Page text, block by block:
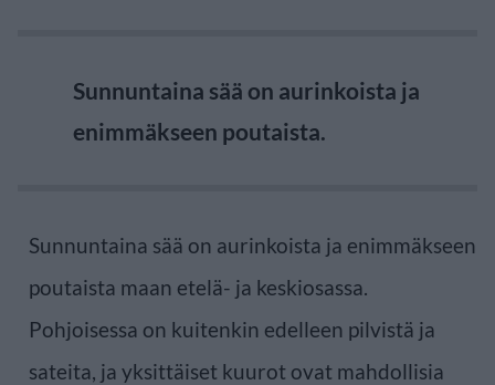
Sunnuntaina sää on aurinkoista ja
enimmäkseen poutaista.
Sunnuntaina sää on aurinkoista ja enimmäkseen
poutaista maan etelä- ja keskiosassa.
Pohjoisessa on kuitenkin edelleen pilvistä ja
sateita, ja yksittäiset kuurot ovat mahdollisia